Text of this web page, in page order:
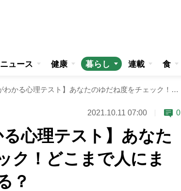
ニュース 健康 暮らし 連載 食
【3問で答えがわかる心理テスト】あなたのゆだね度をチェック！どこまで人にまかせることができる？
2021.10.11 07:00 0
る心理テスト】あなた
ク！どこまで人にま
？